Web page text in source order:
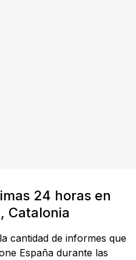
24 horas en
Catalonia
cantidad de informes que
España durante las